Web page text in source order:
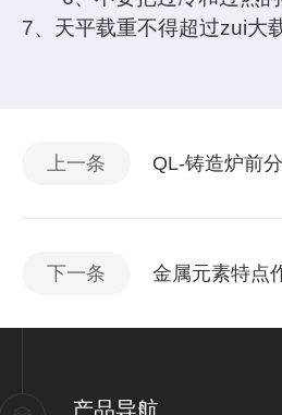
7、天平载重不得超过zui大
上一条 QL-铸造炉前
下一条 金属元素特点
产品导航